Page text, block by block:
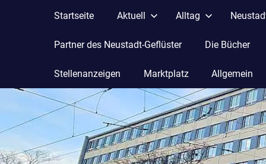
Startseite Aktuell Alltag
Partner des Neustadt-Geflüster Die Bücher
Stellenanzeigen Marktplatz Allgemein